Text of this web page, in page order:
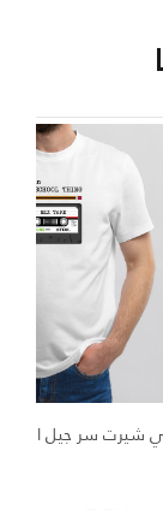
شيرت سر جيل